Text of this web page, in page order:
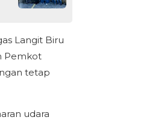
Langit Biru
Pemkot
tetap
udara